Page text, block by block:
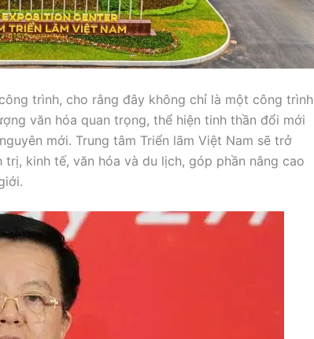
trình, cho rằng đây không chỉ là một công trình
văn hóa quan trọng, thể hiện tinh thần đổi mới
mới. Trung tâm Triển lãm Việt Nam sẽ trở
kinh tế, văn hóa và du lịch, góp phần nâng cao